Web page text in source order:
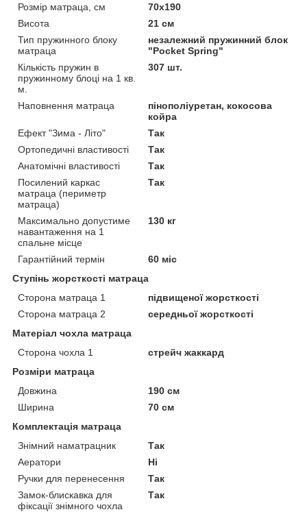
Розмір матраца, см
70х190
Висота
21 см
Тип пружинного блоку
матраца
незалежний пружинний блок
"Pocket Spring"
Кількість пружин в
пружинному блоці на 1 кв.
м.
307 шт.
Наповнення матраца
пінополіуретан, кокосова
койра
Ефект "Зима - Літо"
Так
Ортопедичні властивості
Так
Анатомічні властивості
Так
Посилений каркас
матраца (периметр
матраца)
Так
Максимально допустиме
навантаження на 1
спальне місце
130 кг
Гарантійний термін
60 міс
Ступінь жорсткості матраца
Сторона матраца 1
підвищеної жорсткості
Сторона матраца 2
середньої жорсткості
Матеріал чохла матраца
Сторона чохла 1
стрейч жаккард
Розміри матраца
Довжина
190 см
Ширина
70 см
Комплектація матраца
Знімний наматрацник
Так
Аератори
Ні
Ручки для перенесення
Так
Замок-блискавка для
фіксації знімного чохла
Так